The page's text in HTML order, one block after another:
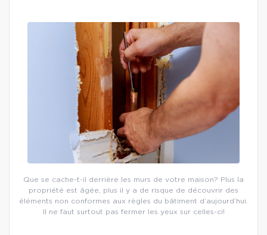
Que se cache-t-il derrière les murs de votre maison? Plus la
propriété est âgée, plus il y a de risque de découvrir des
éléments non conformes aux règles du bâtiment d’aujourd’hui.
Il ne faut surtout pas fermer les yeux sur celles-ci!